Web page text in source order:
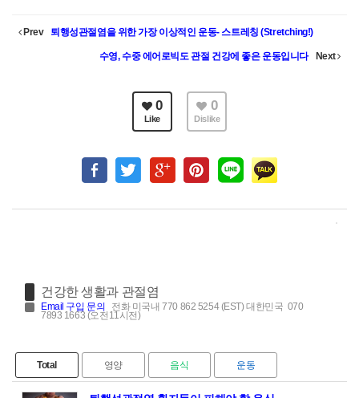
Prev 퇴행성관절염을 위한 가장 이상적인 운동- 스트레칭 (Stretching!)
수영, 수중 에어로빅도 관절 건강에 좋은 운동입니다 Next
0
Like
0
Dislike
건강한 생활과 관절염
Email 구입 문의 전화 미국내 770 862 5254 (EST) 대한민국 070
7893 1663 (오전11시전)
Total 영양 음식 운동